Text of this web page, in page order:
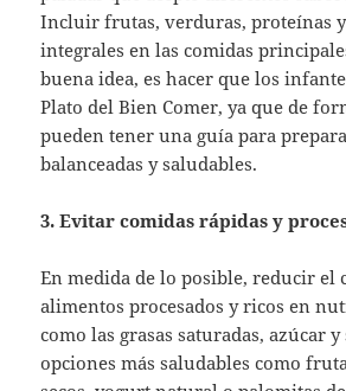
Incluir frutas, verduras, proteínas
integrales en las comidas
buena idea, es hacer que los
Plato del Bien Comer, ya que de
pueden tener una guía para
balanceadas y saludables.
3. Evitar comidas rápidas y
En medida de lo posible, reducir el
alimentos procesados y ricos en
como las grasas saturadas, azúcar
opciones más saludables como